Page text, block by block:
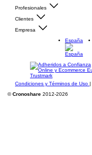
Profesionales
Clientes
Empresa
España
Condiciones y Términos de Uso |
©Cronoshare 2012-2026